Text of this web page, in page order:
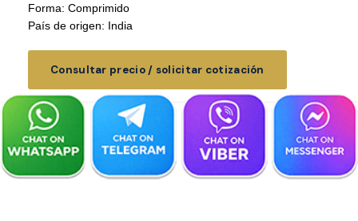
Forma: Comprimido
País de origen: India
Consultar precio / solicitar cotización